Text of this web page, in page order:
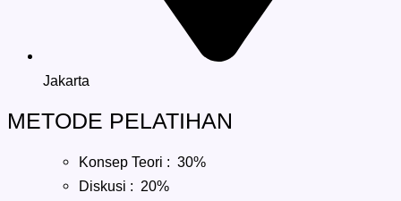
Jakarta
METODE PELATIHAN
Konsep Teori : 30%
Diskusi : 20%